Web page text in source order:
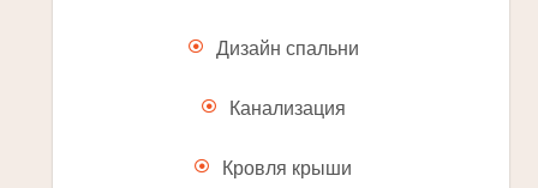
Дизайн спальни
Канализация
Кровля крыши